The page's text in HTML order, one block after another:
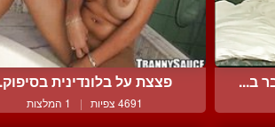
ב... פצצת על בלונדינית
4691 צפיות | 1 המלצות